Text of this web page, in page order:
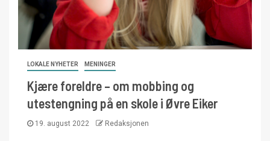
LOKALE NYHETER MENINGER
Kjære foreldre – om mobbing og
utestengning på en skole i Øvre Eiker
19. august 2022 Redaksjonen